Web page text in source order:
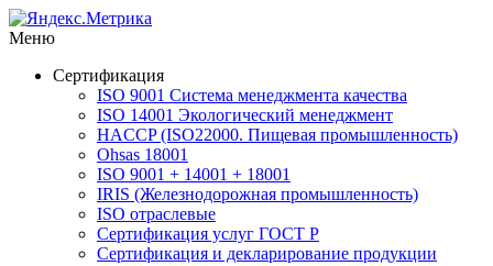
Меню
Сертификация
ISO 9001 Система менеджмента качества
ISO 14001 Экологический менеджмент
HACCP (ISO22000. Пищевая промышленность)
Ohsas 18001
ISO 9001 + 14001 + 18001
IRIS (Железнодорожная промышленность)
ISO отраслевые
Сертификация услуг ГОСТ Р
Сертификация и декларирование продукции